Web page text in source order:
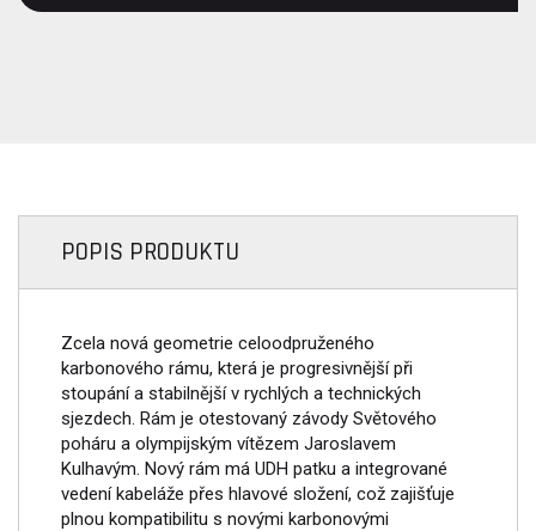
POPIS PRODUKTU
Zcela nová geometrie celoodpruženého
karbonového rámu, která je progresivnější při
stoupání a stabilnější v rychlých a technických
sjezdech. Rám je otestovaný závody Světového
poháru a olympijským vítězem Jaroslavem
Kulhavým. Nový rám má UDH patku a integrované
vedení kabeláže přes hlavové složení, což zajišťuje
plnou kompatibilitu s novými karbonovými